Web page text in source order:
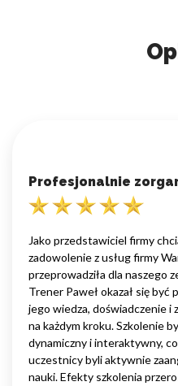
Profesjonalnie
Jako przedstawiciel firmy
zadowolenie z usług firmy
przeprowadziła dla naszego
Trener Paweł okazał się
jego wiedza, doświadczenie i
na każdym kroku. Szkolenie
dynamiczny i interaktywny,
uczestnicy byli aktywnie
nauki. Efekty szkolenia